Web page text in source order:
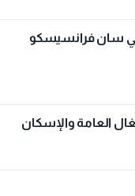
في سان فرانسيسكو
العامة والإسكان